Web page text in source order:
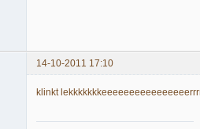
14-10-2011 17:10
klinkt